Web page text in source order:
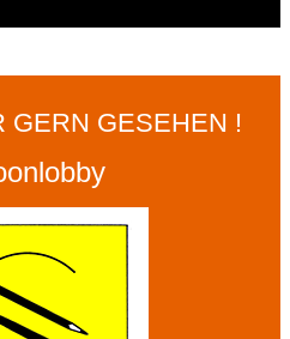
GERN GESEHEN !